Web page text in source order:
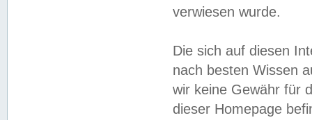
verwiesen wurde.
Die sich auf diesen
nach besten Wissen
wir keine Gewähr für
dieser Homepage